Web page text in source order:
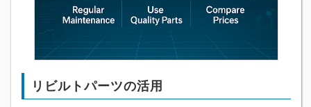
リビルトパーツの活用